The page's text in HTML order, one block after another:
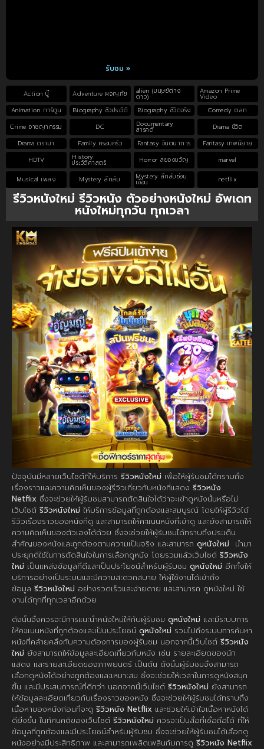
รับชม »
Action บู๊ Adventure ผจญภัย alien (มนุษย์ต่าง
ดาว)
Amazon Prime
Video
Animation การ์ตูน
Biography ชีวประวัติ Biography ชีวิตจริง
Comedy ตลก
Crime อาชญากรรม
DC Documentary
สารคดี
Drama ชีวิต
Drama ดราม่า
Family ครอบครัว Fantasy จินตนาการ
Fantasy เทพนิยาย
HDTV
History
ประวัติศาสตร์ Horror สยองขวัญ marvel
Musical เพลง Mystery ลึกลับ Mystery ลึกลับซ่อน
เงื่อน netflix
รีวิวหนังใหม่ รีวิวหนัง ตัวอย่างหนังใหม่ อัพเดท
หนังใหม่ทุกวัน ทุกเวลา
ปัจจุบันมีหลายเว็บไซต์ที่ให้บริการ รีวิวหนังใหม่ เพื่อให้ผู้รับชมได้ทราบถึง
เรื่องราวและความคิดเห็นของผู้รีวิวเกี่ยวกับหนังที่แสดง รีวิวหนัง
Netflix ซึ่งจะช่วยให้ผู้รับชมสามารถตัดสินใจได้ว่าจะเข้าดูหนังนั้นหรือไม่
เว็บไซต์ รีวิวหนังใหม่ ให้บริการข้อมูลที่ถูกต้องและสมบูรณ์ โดยให้ผู้รีวิวได้
รีวิวเรื่องราวของหนังที่ดู และสามารถให้คะแนนหนังที่เข้าดู และยังสามารถให้
ความคิดเห็นของตัวเองได้ด้วย ซึ่งจะช่วยให้ผู้รับชมได้ทราบถึงประเด็น
สำคัญของหนังและถูกต้องตามความเป็นจริง และสามารถ ดูหนังใหม่ นำมา
ประยุกต์ใช้ในการตัดสินใจในการเลือกดูหนัง โดยรวมแล้วเว็บไซต์ รีวิวหนัง
ใหม่ เป็นแหล่งข้อมูลที่ดีและเป็นประโยชน์สำหรับผู้รับชม ดูหนังใหม่ อีกทั้งให้
บริการอย่างเป็นระบบและมีความสะดวกสบาย ให้ผู้ใช้งานได้เข้าถึง
ข้อมูล รีวิวหนังใหม่ อย่างรวดเร็วและง่ายดาย และสามารถ ดูหนังใหม่ ใช้
งานได้ทุกที่ทุกเวลาอีกด้วย
ดังนั้นจึงควรจะมีการแนะนำหนังใหม่ให้กับผู้รับชม ดูหนังใหม่ และมีระบบการ
ให้คะแนนหนังที่ถูกต้องและเป็นประโยชน์ ดูหนังใหม่ รวมไปถึงระบบการค้นหา
หนังที่คล้ายคลึงกับความต้องการของผู้รับชม นอกจากนี้เว็บไซต์ รีวิวหนัง
ใหม่ ยังสามารถให้ข้อมูลละเอียดเกี่ยวกับหนัง เช่น รายละเอียดของนัก
แสดง และรายละเอียดของภาพยนตร์ เป็นต้น ดังนั้นผู้รับชมจึงสามารถ
เลือกดูหนังได้อย่างถูกต้องและเหมาะสม ซึ่งจะช่วยให้เวลาในการดูหนังสนุก
ขึ้น และมีประสบการณ์ที่ดีกว่า นอกจากนี้เว็บไซต์ รีวิวหนังใหม่ ยังสามารถ
ให้ข้อมูลละเอียดเกี่ยวกับเรื่องราวของหนัง ซึ่งจะช่วยให้ผู้รับชมได้ทราบถึง
เนื้อหาของหนังก่อนที่จะดู รีวิวหนัง Netflix และช่วยให้เข้าใจเนื้อหาหนังได้
ดียิ่งขึ้น ในทัศนคติของเว็บไซต์ รีวิวหนังใหม่ ควรจะเป็นสื่อที่เชื่อถือได้ ที่ให้
ข้อมูลที่ถูกต้องและมีประโยชน์สำหรับผู้รับชม ซึ่งจะช่วยให้ผู้รับชมได้เลือกดู
หนังอย่างมีประสิทธิภาพ และสามารถเพลิดเพลินกับการดู รีวิวหนัง Netflix